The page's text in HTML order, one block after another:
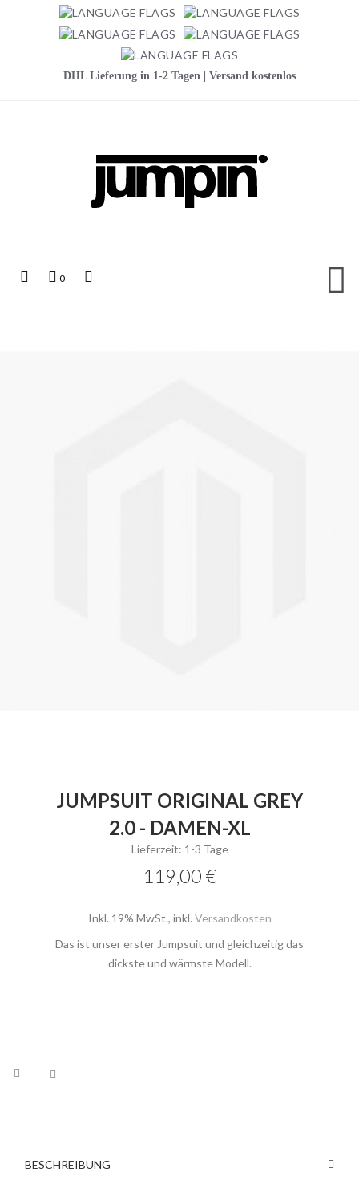
DHL Lieferung in 1-2 Tagen | Versand kostenlos
Mein
0
JUMPSUIT ORIGINAL GREY
2.0 - DAMEN-XL
Lieferzeit: 1-3 Tage
119,00 €
Inkl. 19% MwSt., inkl. Versandkosten
Das ist unser erster Jumpsuit und gleichzeitig das
dickste und wärmste Modell.
BESCHREIBUNG